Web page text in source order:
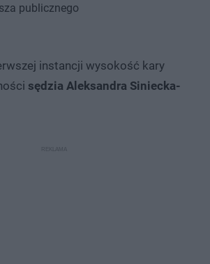
publicznego
instancji wysokość kary
sędzia Aleksandra Siniecka-